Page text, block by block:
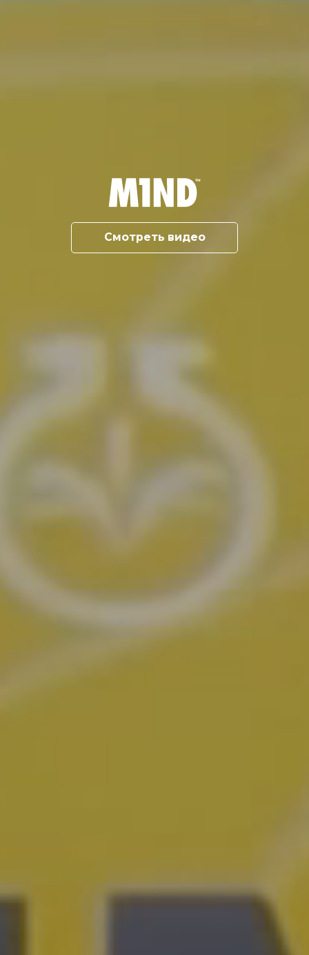
Смотреть видео